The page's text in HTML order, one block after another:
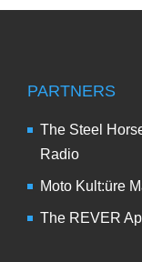
PARTNERS
The Steel
Radio
Moto Kult:üre
The REVER